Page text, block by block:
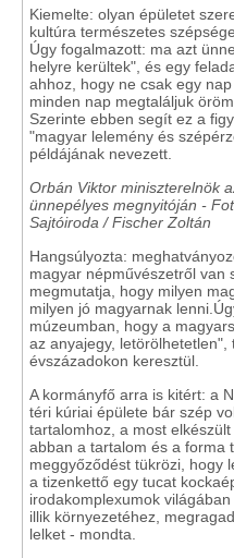
Kiemelte: olyan épületet
kultúra természetes
Úgy fogalmazott: ma azt
helyre kerültek", és egy
ahhoz, hogy ne csak egy
minden nap megtaláljuk
Szerinte ebben segít ez a
"magyar lelemény és
példájának nevezett.
Orbán Viktor miniszterelnök
ünnepélyes megnyitóján -
Sajtóiroda / Fischer Zoltán
Hangsúlyozta:
magyar népművészetről van
megmutatja, hogy milyen
milyen jó magyarnak
múzeumban, hogy a
az anyajegy,
évszázadokon keresztül.
A kormányfő arra is kitért: a
téri kúriai épülete bár szép
tartalomhoz, a most
abban a tartalom és a forma
meggyőződést tükrözi, hogy
a tizenkettő egy tucat
irodakomplexumok
illik környezetéhez,
lelket - mondta.